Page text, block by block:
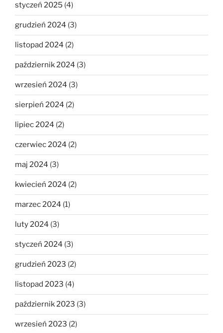
styczeń 2025 (4)
grudzień 2024 (3)
listopad 2024 (2)
październik 2024 (3)
wrzesień 2024 (3)
sierpień 2024 (2)
lipiec 2024 (2)
czerwiec 2024 (2)
maj 2024 (3)
kwiecień 2024 (2)
marzec 2024 (1)
luty 2024 (3)
styczeń 2024 (3)
grudzień 2023 (2)
listopad 2023 (4)
październik 2023 (3)
wrzesień 2023 (2)